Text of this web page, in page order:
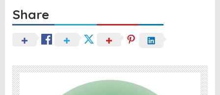
Share